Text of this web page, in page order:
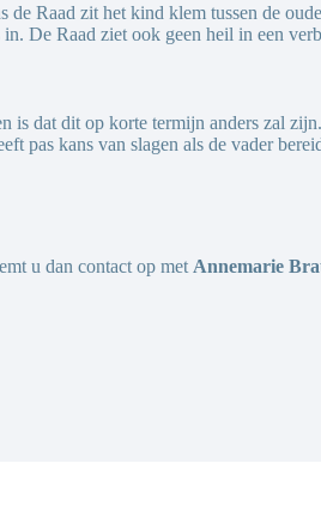
Raad zit het kind klem tussen de
De Raad ziet ook geen heil in een
dat dit op korte termijn anders zal
pas kans van slagen als de vader
u dan contact op met Annemarie